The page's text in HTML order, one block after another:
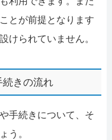
とが前提となります
けられていません。
続きの流れ
手続きについて、そ
う。